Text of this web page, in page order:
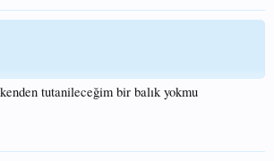
tutanileceğim bir balık yokmu